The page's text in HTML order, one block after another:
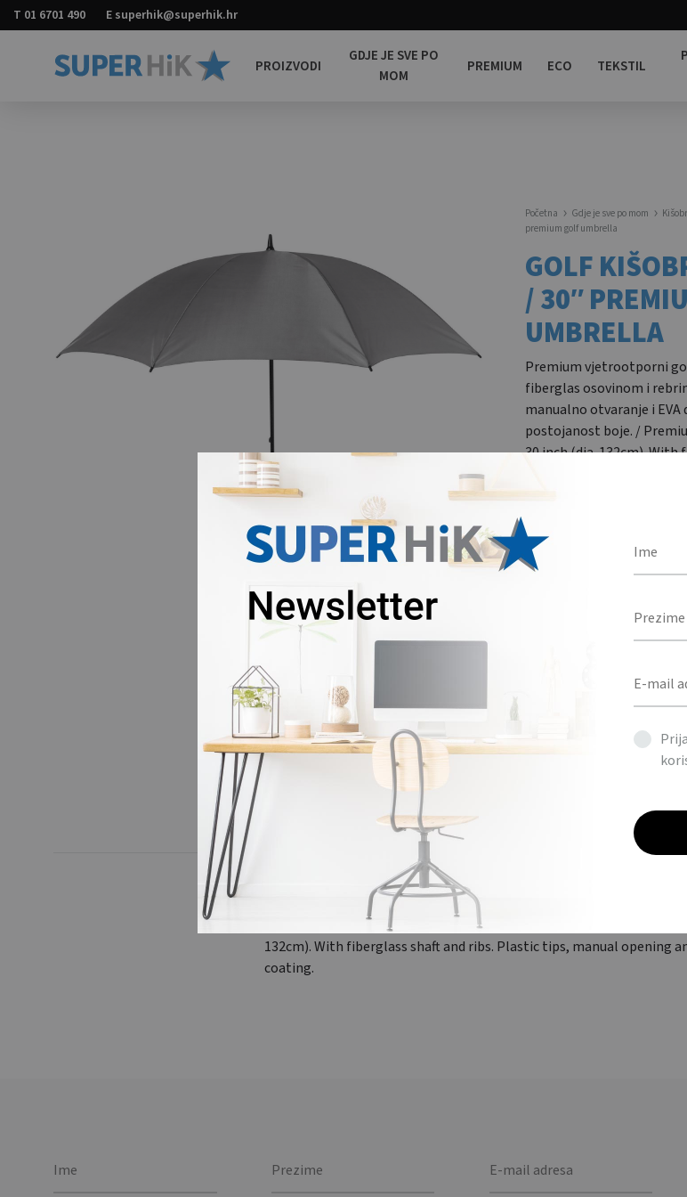
T 01 6701 490 E superhik@superhik.hr
PROIZVODI
GDJE JE SVE PO
MOM
PREMIUM ECO TEKSTIL
Početna Gdje je sve po mom
premium golf umbrella
GOLF
/ 30″
UMBRELLA
Premium vjetrootporni
fiberglas osovinom i
manualno otvaranje i EVA
postojanost boje. /
30 inch (dia. 132cm). With
Količina
GDJE JE SVE PO MOM
DODATNE
Premium vjetrootporni golf kišobran ∅ 132 cm s fiberglas osovinom
otvaranje i EVA drška. Uključuje premaz za postojanost boje. /
132cm). With fiberglass shaft and ribs. Plastic tips, manual opening
coating.